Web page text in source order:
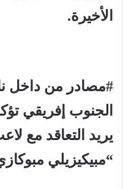
الأخيرة.
#مصادر من داخل
الجنوب إفريقي
يريد التعاقد مع
“مبيكيزيلي